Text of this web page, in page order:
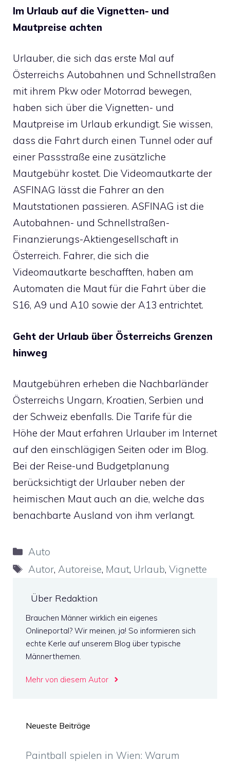
Im Urlaub auf die Vignetten- und
Mautpreise achten
Urlauber, die sich das erste Mal auf
Österreichs Autobahnen und Schnellstraßen
mit ihrem Pkw oder Motorrad bewegen,
haben sich über die Vignetten- und
Mautpreise im Urlaub erkundigt. Sie wissen,
dass die Fahrt durch einen Tunnel oder auf
einer Passstraße eine zusätzliche
Mautgebühr kostet. Die Videomautkarte der
ASFINAG lässt die Fahrer an den
Mautstationen passieren. ASFINAG ist die
Autobahnen- und Schnellstraßen-
Finanzierungs-Aktiengesellschaft in
Österreich. Fahrer, die sich die
Videomautkarte beschafften, haben am
Automaten die Maut für die Fahrt über die
S16, A9 und A10 sowie der A13 entrichtet.
Geht der Urlaub über Österreichs Grenzen
hinweg
Mautgebühren erheben die Nachbarländer
Österreichs Ungarn, Kroatien, Serbien und
der Schweiz ebenfalls. Die Tarife für die
Höhe der Maut erfahren Urlauber im Internet
auf den einschlägigen Seiten oder im Blog.
Bei der Reise-und Budgetplanung
berücksichtigt der Urlauber neben der
heimischen Maut auch an die, welche das
benachbarte Ausland von ihm verlangt.
Kategorien
Auto
Schlagwörter
Autor,Autoreise, Maut, Urlaub,Vignette
Über Redaktion
Brauchen Männer wirklich ein eigenes
Onlineportal? Wir meinen, ja! So informieren sich
echte Kerle auf unserem Blog über typische
Männerthemen.
Mehr von diesem Autor
Neueste Beiträge
Paintball spielen in Wien: Warum